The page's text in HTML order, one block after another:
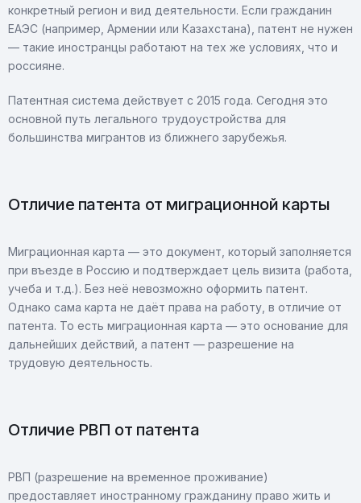
конкретный регион и вид деятельности. Если гражданин
ЕАЭС (например, Армении или Казахстана), патент не нужен
— такие иностранцы работают на тех же условиях, что и
россияне.
Патентная система действует с 2015 года. Сегодня это
основной путь легального трудоустройства для
большинства мигрантов из ближнего зарубежья.
Отличие патента от миграционной карты
Миграционная карта — это документ, который заполняется
при въезде в Россию и подтверждает цель визита (работа,
учеба и т.д.). Без неё невозможно оформить патент.
Однако сама карта не даёт права на работу, в отличие от
патента. То есть миграционная карта — это основание для
дальнейших действий, а патент — разрешение на
трудовую деятельность.
Отличие РВП от патента
РВП (разрешение на временное проживание)
предоставляет иностранному гражданину право жить и